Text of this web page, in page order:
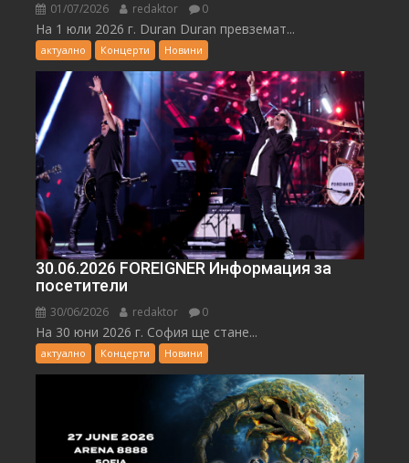
01/07/2026 redaktor 0
На 1 юли 2026 г. Duran Duran превземат...
актуално Концерти Новини
30.06.2026 FOREIGNER Информация за
посетители
30/06/2026 redaktor 0
На 30 юни 2026 г. София ще стане...
актуално Концерти Новини